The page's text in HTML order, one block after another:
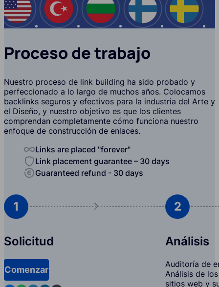
EE.UU Turquía Bulgaria Finlandia Suecia
Proceso de trabajo
Nuestro proceso de link building ha sido probado y
perfeccionado a lo largo de muchos años. Colocamos
backlinks seguros y efectivos para la industria del Arte y
el Diseño, y nuestro objetivo es que los clientes
comprendan completamente cómo funciona nuestro
enfoque de construcción de enlaces.
Links are placed "forever"
Link placement guarantee – 30 days
Guaranteed refund - 30 days
1
Solicitud
Comenzar
2
Análisis
Auditoría de
Análisis de
sitios web y